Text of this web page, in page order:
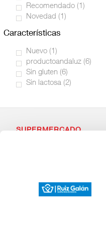
Recomendado (1)
Novedad (1)
características
Nuevo (1)
productoandaluz (6)
Sin gluten (6)
Sin lactosa (2)
SUPERMERCADO
Charcutería
Quesos al Corte